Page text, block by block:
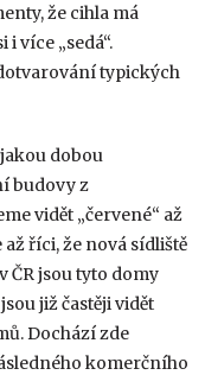
že cihla má
více „sedá“.
typických
dobou
budovy z
vidět „červené“ až
říci, že nová sídliště
ČR jsou tyto domy
již častěji vidět
Dochází zde
komerčního